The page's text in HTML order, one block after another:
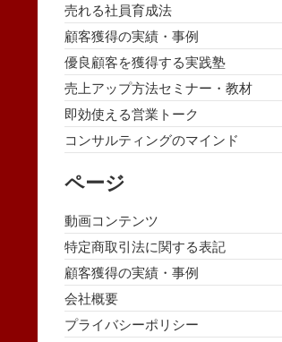
売れる社員育成法
顧客獲得の実績・事例
優良顧客を獲得する実践塾
売上アップ方法セミナー・教材
即効使える営業トーク
コンサルティングのマインド
ページ
動画コンテンツ
特定商取引法に関する表記
顧客獲得の実績・事例
会社概要
プライバシーポリシー